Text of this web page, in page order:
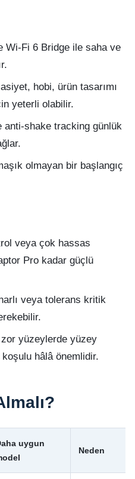
Wi‑Fi 6 Bridge ile saha ve
hobi, ürün tasarımı
yeterli olabilir.
anti-shake tracking günlük
olmayan bir başlangıç
veya çok hassas
Pro kadar güçlü
veya tolerans kritik
yüzeylerde yüzey
koşulu hâlâ önemlidir.
uygun
Neden